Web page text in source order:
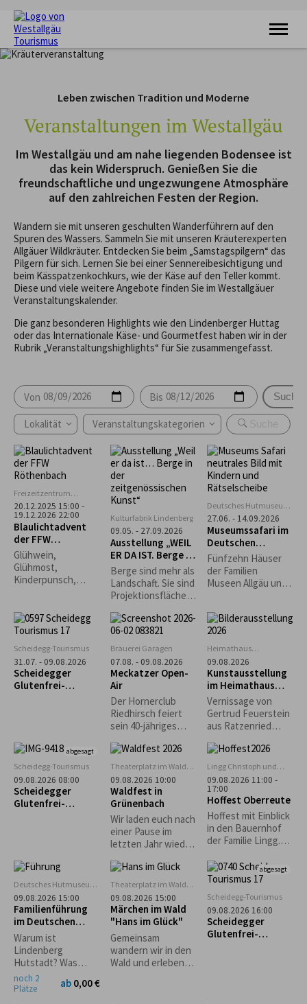
WANDERN
FERIENORTE
UNTERKÜNFTE
VERANSTALTUNGEN
SERVICE
Leben zwischen Tradition und Moderne
Veranstaltungen im Westallgäu
Im Westallgäu und am nahe liegenden Bodensee ist
das kein Widerspruch. Genießen Sie die
freundschaftliche und ungezwungene Atmosphäre
auf den zahlreichen Festen der Region.
Wandern sie mit unseren geschulten Wanderführern auf den
Spuren des Wassers. Sammeln Sie mit unseren Kräuterexperten
Allgäuer Wildkräuter. Entdecken Sie beim „Samstagspilgern“ das
Pilgern für sich. Lernen Sie bei einer Sennereibesichtigung und
beim Kässpatzenkochkurs, wie der Käse auf den Teller kommt.
Diese und viele weitere Angebote finden Sie im Westallgäuer
Veranstaltungskalender.
Die ganz besonderen Highlights wie den Lindenberger Huttag
oder das Internationale Käse- und Gourmetfest haben wir in der
Rubrik „Veranstaltungshighlights“ für Sie zusammengefasst.
Von Bis Suchen
Lokalität Veranstaltungskategorien
Freizeitzentrum
Rentershofen
20.12.2025 15:00 -
19.12.2026 22:00
Blaulichtadvent
der FFW
Röthenbach
Glühwein,
Glühmost,
Kinderpunsch,
Schmalzbrote
Kulturfabrik Lindenberg
09.05. - 27.09.2026
Ausstellung „WEIL
ER DA IST. Berge in
der
zeitgenössischen
Kunst“
Berge sind mehr als
Landschaft. Sie sind
Projektionsfläche,
Hindernis, Mythos
und Realität. Die
Ausstellung „Weil er
da ist…“
versammelt diese
Auseinandersetzun
g in Positionen von
zehn
zeitgenössischen
Künstlerinnen und
Künstlern, die den
Berg als äußere
Realität ebenso
befragen wie als
inneres und
gesellschaftliches
Bild.
Deutsches Hutmuseum,
Lindenberg
27.06. - 14.09.2026
Museumssafari im
Deutschen
Hutmuseum
Fünfzehn Häuser
der Familien
Museen Allgäu und
Safari ein. In allen
Museen gibt es in
diesem Zeitraum
ein tierisches
Rätsel zu lösen, bei
dem detektivischer
Spürsinn gefragt
ist. Bei der
Museumssafari
begleitet euch ein
buntes Rätselheft,
das ihr kostenlos an
den
Museumskassen
erhaltet. Wer
mindestens drei
Museen besucht
und die Rätsel löst
kann an einer
teilnehmen. Der
Besuch ist zu den
Öffnungszeiten des
Deutschen
Hutmuseum
möglich.
Scheidegg-Tourismus
31.07. - 09.08.2026
Scheidegger
Glutenfrei-
Brauerei Garagen
07.08. - 09.08.2026
Meckatzer Open-
Air
Der Hornerclub
Riedhirsch feiert
sein 40-jähriges
Meckatzer Garagen.
Freut euch auf ein
abwechslungsreich
es Programm mit
Musik, guter
Stimmung und
reichhaltiger
Verpflegung.
Heimathaus
Zwirkenberg
09.08.2026
Kunstausstellung
im Heimathaus
Gestratz-
Zwirkenberg
Vernissage von
Gertrud Feuerstein
aus Ratzenried
Situationen aus
dem Leben)
abgesagt
Scheidegg-Tourismus
09.08.2026 08:00
Scheidegger
Glutenfrei-
"Guni´s Panificio"
Theaterplatz im Wald
bei Grünenbach
09.08.2026 10:00
Waldfest in
Grünenbach
Wir laden euch nach
einer Pause im
letzten Jahr wieder
Waldfest ein und
freuen uns auf
euren zahlreichen
Besuch! Eure
Musikkapelle
Lingg Christoph und
Katrin
09.08.2026 11:00 -
17:00
Hoffest Oberreute
Hoffest mit Einblick
in den Bauernhof
der Familie Lingg.
Mittagstisch. Kaffee
und Kuchen.
Hüpfburg
Deutsches Hutmuseum,
Lindenberg
09.08.2026 15:00
Familienführung
im Deutschen
Hutmuseum
Warum ist
Lindenberg
Hutstadt? Was
haben denn
Pferdehändler
noch 2
Plätze
ab 0,00 €
Theaterplatz im Wald
bei Grünenbach
09.08.2026 15:00
Märchen im Wald
"Hans im Glück"
Gemeinsam
wandern wir in den
Wald und erleben
abgesagt
Scheidegg-Tourismus
09.08.2026 16:00
Scheidegger
Glutenfrei-